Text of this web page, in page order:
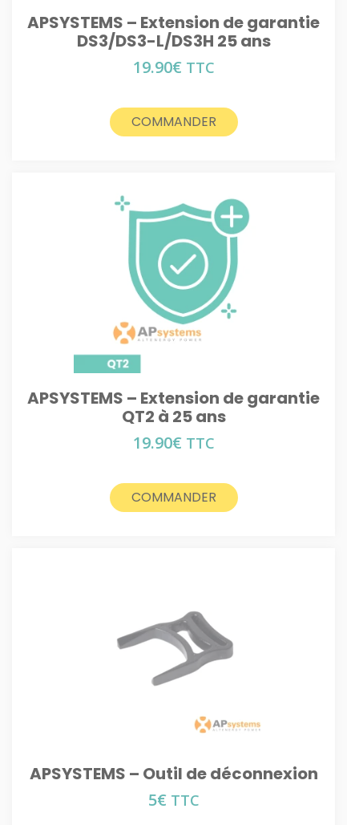
APSYSTEMS – Extension de garantie
DS3/DS3-L/DS3H 25 ans
19.90€ TTC
COMMANDER
APSYSTEMS – Extension de garantie
QT2 à 25 ans
19.90€ TTC
COMMANDER
APSYSTEMS – Outil de déconnexion
5€ TTC